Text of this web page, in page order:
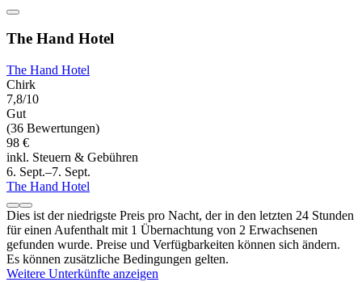
The Hand Hotel
The Hand Hotel
Chirk
7,8/10
Gut
(36 Bewertungen)
98 €
inkl. Steuern & Gebühren
6. Sept.–7. Sept.
The Hand Hotel
Dies ist der niedrigste Preis pro Nacht, der in den letzten 24 Stunden
für einen Aufenthalt mit 1 Übernachtung von 2 Erwachsenen
gefunden wurde. Preise und Verfügbarkeiten können sich ändern.
Es können zusätzliche Bedingungen gelten.
Weitere Unterkünfte anzeigen